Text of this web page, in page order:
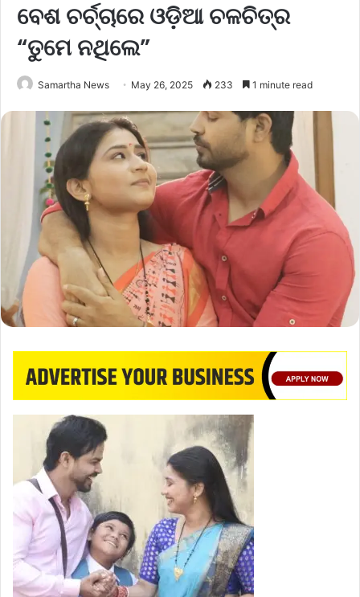
ବେଶ ଚର୍ଚ୍ଚାରେ ଓଡ଼ିଆ ଚଳଚିତ୍ର
“ତୁମେ ନଥିଲେ”
Samartha News May 26, 2025 233 1 minute read